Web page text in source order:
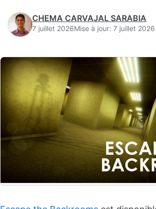
CHEMA CARVAJAL SARABIA
7 juillet 2026Mise à jour: 7 juillet